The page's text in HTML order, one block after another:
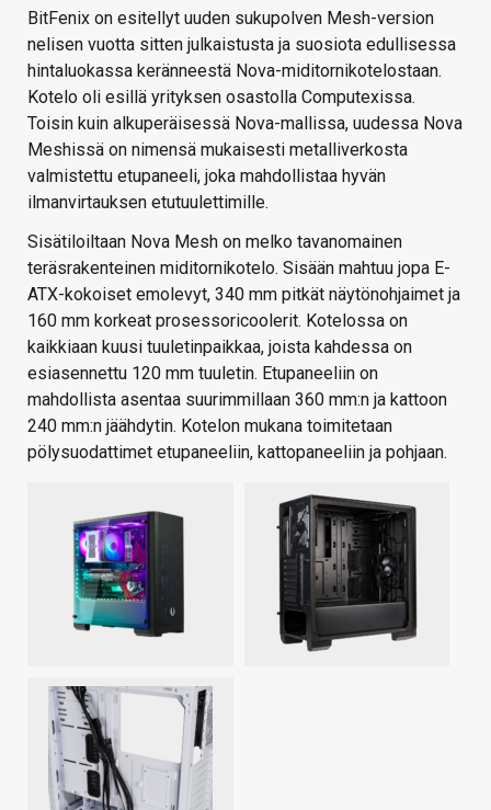
BitFenix on esitellyt uuden sukupolven Mesh-version
nelisen vuotta sitten julkaistusta ja suosiota edullisessa
hintaluokassa keränneestä Nova-miditornikotelostaan.
Kotelo oli esillä yrityksen osastolla Computexissa.
Toisin kuin alkuperäisessä Nova-mallissa, uudessa Nova
Meshissä on nimensä mukaisesti metalliverkosta
valmistettu etupaneeli, joka mahdollistaa hyvän
ilmanvirtauksen etutuulettimille.
Sisätiloiltaan Nova Mesh on melko tavanomainen
teräsrakenteinen miditornikotelo. Sisään mahtuu jopa E-
ATX-kokoiset emolevyt, 340 mm pitkät näytönohjaimet ja
160 mm korkeat prosessoricoolerit. Kotelossa on
kaikkiaan kuusi tuuletinpaikkaa, joista kahdessa on
esiasennettu 120 mm tuuletin. Etupaneeliin on
mahdollista asentaa suurimmillaan 360 mm:n ja kattoon
240 mm:n jäähdytin. Kotelon mukana toimitetaan
pölysuodattimet etupaneeliin, kattopaneeliin ja pohjaan.